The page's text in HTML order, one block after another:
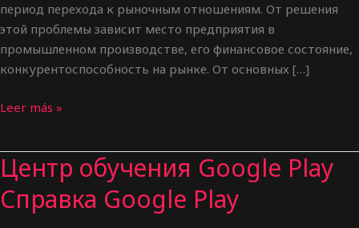
период перехода к рыночным отношениям. От решения
этой проблемы зависит место предприятия в
промышленном производстве, его финансовое состояние,
конкурентоспособность на рынке. От основных […]
Что
средства
для
Leer más »
Центр обучения Google Play
Cправка Google Play